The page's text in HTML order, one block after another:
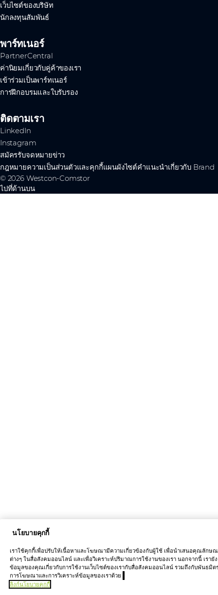
เว็บไซต์ของบริษัท
นักลงทุนสัมพันธ์
พาร์ทเนอร์
PartnerCentral
ค่านิยมเกี่ยวกับคู่ค้าของเรา
เข้าร่วมเป็นพาร์ทเนอร์
การฝึกอบรมและใบรับรอง
ติดตามเรา
LinkedIn
Instagram
สมัครรับจดหมายข่าว
กฎหมายความเป็นส่วนตัวและคุกกี้แผนผังไซต์คำแนะนำเกี่ยวกับ Brand
© 2026 Westcon-Comstor
ไปที่ด้านบน
นโยบายคุกกี้
เราใช้คุกกี้เพื่อปรับให้เนื้อหาและโฆษณามีความเกี่ยวข้องกับผู้ใช้ เพื่อนำเสนอคุณลักษ
ต่างๆ ในสื่อสังคมออนไลน์ และเพื่อวิเคราะห์ปริมาณการใช้งานของเรา นอกจากนี้ เรายั
ข้อมูลของคุณเกี่ยวกับการใช้งานเว็บไซต์ของเรากับสื่อสังคมออนไลน์ รวมถึงกับพันธมิต
การโฆษณาและการวิเคราะห์ข้อมูลของเราด้วย
ลิงก์นโยบายคุกกี้